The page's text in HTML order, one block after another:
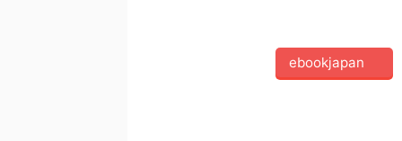
ebookjapan